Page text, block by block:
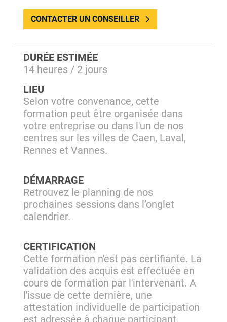
CONTACTER UN CONSEILLER
DURÉE ESTIMÉE
14 heures / 2 jours
LIEU
Selon votre convenance, cette
formation peut être organisée dans
votre entreprise ou dans l'un de nos
centres sur les villes de Caen, Laval,
Rennes et Vannes.
DÉMARRAGE
Retrouvez le planning de nos
prochaines sessions dans l’onglet
calendrier.
CERTIFICATION
Cette formation n'est pas certifiante. La
validation des acquis est effectuée en
cours de formation par l'intervenant. A
l'issue de cette dernière, une
attestation individuelle de participation
est adressée à chaque participant.